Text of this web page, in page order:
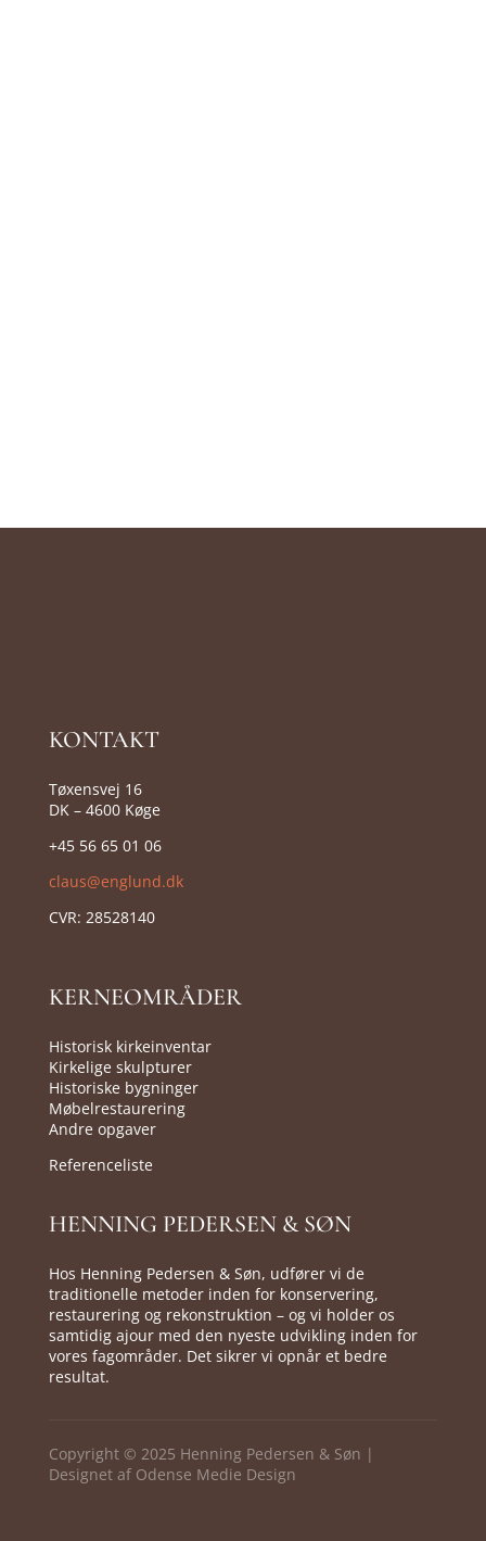
KONTAKT
Tøxensvej 16
DK – 4600 Køge
+45 56 65 01 06
claus@englund.dk
CVR: 28528140
KERNEOMRÅDER
Historisk kirkeinventar
Kirkelige skulpturer
Historiske bygninger
Møbelrestaurering
Andre opgaver
Referenceliste
HENNING PEDERSEN & SØN
Hos Henning Pedersen & Søn, udfører vi de
traditionelle metoder inden for konservering,
restaurering og rekonstruktion – og vi holder os
samtidig ajour med den nyeste udvikling inden for
vores fagområder. Det sikrer vi opnår et bedre
resultat.
Copyright © 2025 Henning Pedersen & Søn |
Designet af Odense Medie Design